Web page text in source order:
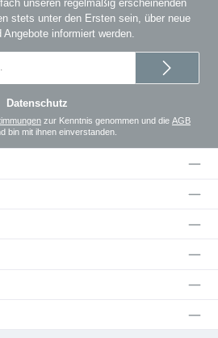
unseren regelmäßig erscheinenden
stets unter den Ersten sein, über neue
Angebote informiert werden.
Datenschutz
zur Kenntnis genommen und die AGB
bin mit ihnen einverstanden.